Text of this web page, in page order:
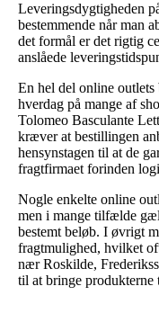
Leveringsdygtigheden
bestemmende når man
det formål er det rigtig
anslåede
En hel del online
hverdag på mange af
Tolomeo Basculante
kræver at bestillingen
hensynstagen til at de
fragtfirmaet forinden
Nogle enkelte online
men i mange tilfælde
bestemt beløb. I øvrigt
fragtmulighed, hvilket
nær Roskilde,
til at bringe produkterne